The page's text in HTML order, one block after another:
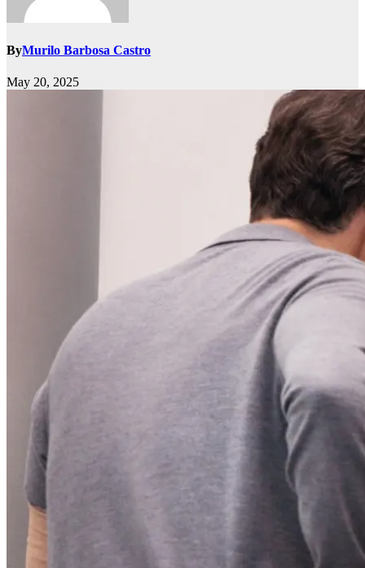
ByMurilo Barbosa Castro
May 20, 2025